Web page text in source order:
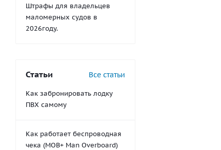
Штрафы для владельцев
маломерных судов в
2026году.
Статьи Все статьи
Как забронировать лодку
ПВХ самому
Как работает беспроводная
чека (MOB+ Man Overboard)